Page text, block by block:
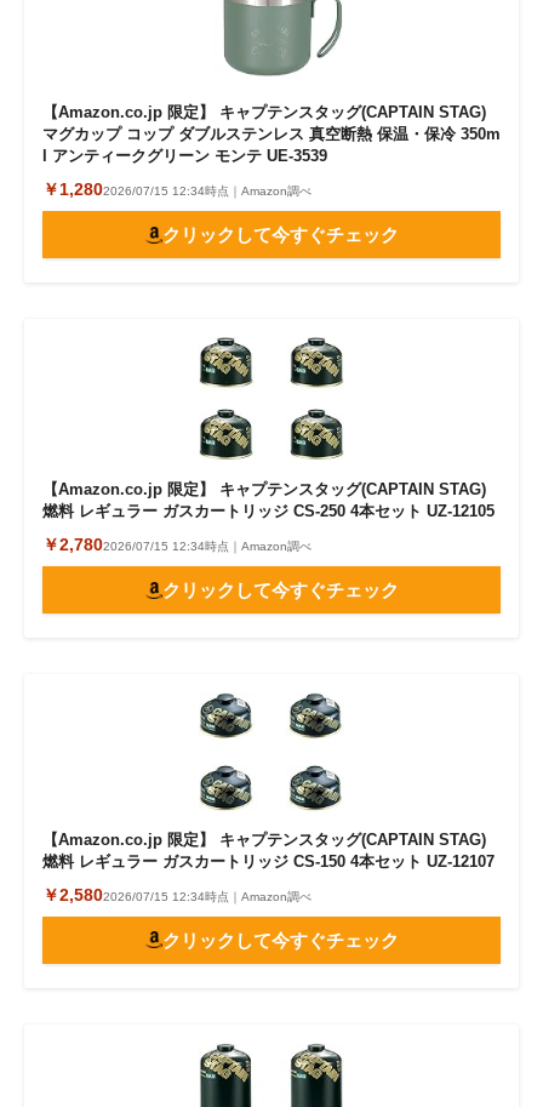
【Amazon.co.jp 限定】 キャプテンスタッグ(CAPTAIN STAG)
マグカップ コップ ダブルステンレス 真空断熱 保温・保冷 350m
l アンティークグリーン モンテ UE-3539
￥1,2802026/07/15 12:34時点｜Amazon調べ
クリックして今すぐチェック
【Amazon.co.jp 限定】 キャプテンスタッグ(CAPTAIN STAG)
燃料 レギュラー ガスカートリッジ CS-250 4本セット UZ-12105
￥2,7802026/07/15 12:34時点｜Amazon調べ
クリックして今すぐチェック
【Amazon.co.jp 限定】 キャプテンスタッグ(CAPTAIN STAG)
燃料 レギュラー ガスカートリッジ CS-150 4本セット UZ-12107
￥2,5802026/07/15 12:34時点｜Amazon調べ
クリックして今すぐチェック